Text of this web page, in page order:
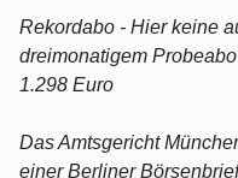
Rekordabo - Hier keine
dreimonatigem
1.298 Euro
Das Amtsgericht
einer Berliner